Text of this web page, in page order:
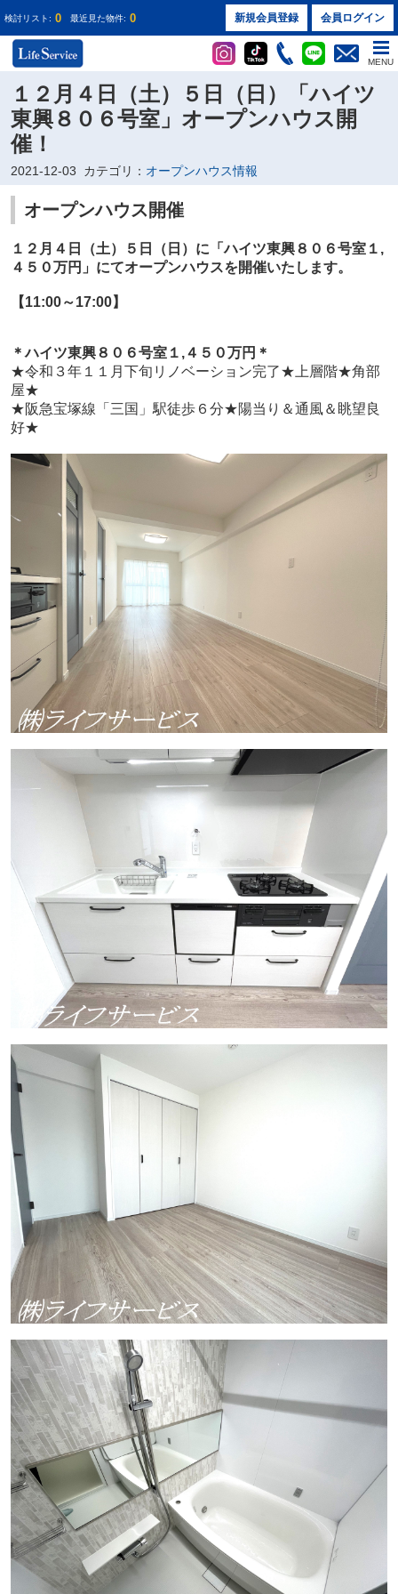
検討リスト: 0 最近見た物件: 0 新規会員登録 会員ログイン
MENU
１２月４日（土）５日（日）「ハイツ
東興８０６号室」オープンハウス開
催！
2021-12-03 カテゴリ： オープンハウス情報
オープンハウス開催
１２月４日（土）５日（日）に 「ハイツ東興８０６号室１ ,
４５０万円 」 にてオープンハウスを開催いたします。
【11:00～17:00】
＊ハイツ東興８０６号室１ ,４５０万円 ＊
★令和３年１１月下旬リノベーション完了★上層階★角部
屋★
★阪急宝塚線「三国」駅徒歩６分★陽当り＆通風＆眺望良
好★